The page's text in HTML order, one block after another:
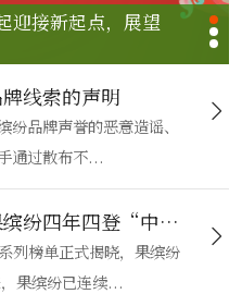
迎接新起点，展望
线索的声明
品牌声誉的恶意造谣、
通过散布不...
连续两年跃居行业第二！果缤纷四年四登“中国商业特许经营TOP百强”
列榜单正式揭晓，果缤纷
果缤纷已连续...